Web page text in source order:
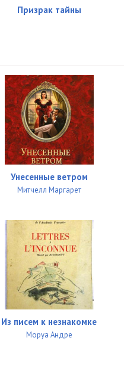
Призрак тайны
Унесенные ветром
Митчелл Маргарет
Из писем к незнакомке
Моруа Андре